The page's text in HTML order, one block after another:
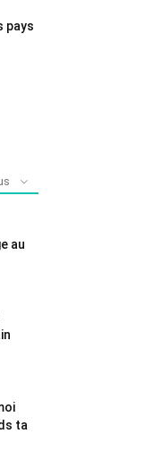
pays
au
ta